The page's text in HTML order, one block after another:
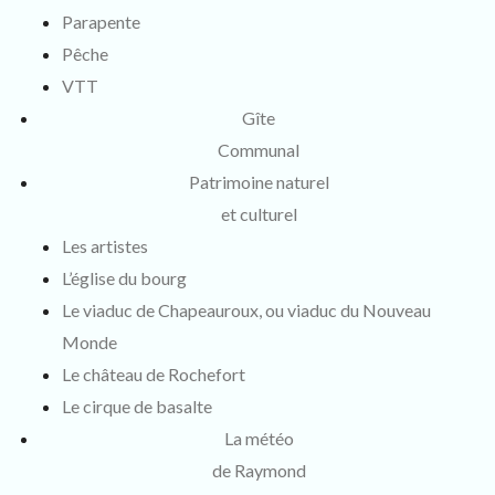
Parapente
Pêche
VTT
Gîte
Communal
Patrimoine naturel
et culturel
Les artistes
L’église du bourg
Le viaduc de Chapeauroux, ou viaduc du Nouveau
Monde
Le château de Rochefort
Le cirque de basalte
La météo
de Raymond